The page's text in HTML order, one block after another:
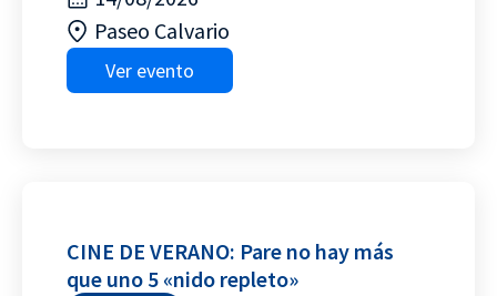
Paseo Calvario
Ver evento
CINE DE VERANO: Pare no hay más
que uno 5 «nido repleto»